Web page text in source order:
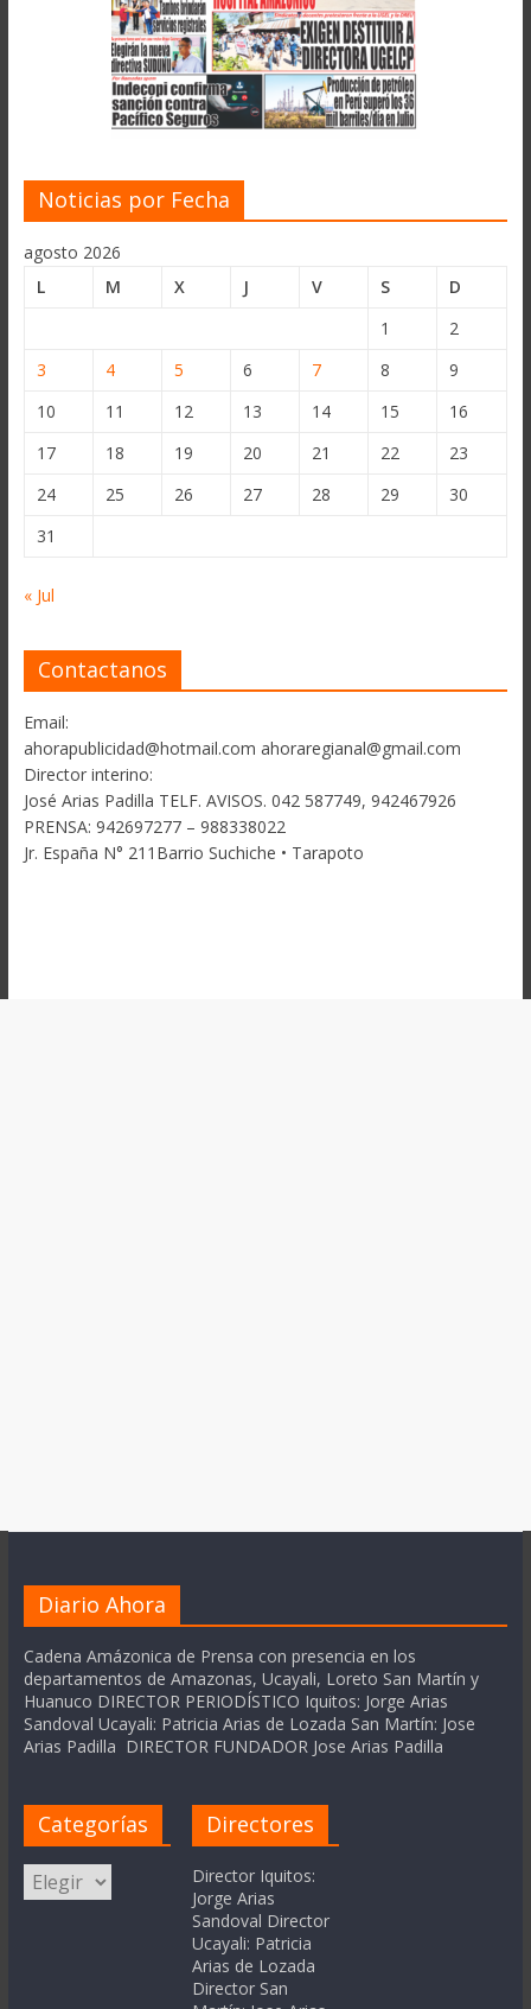
Noticias por Fecha
agosto 2026
L
M X J V S
D
1
2
3
4 5 6 7 8
9
10
11 12 13 14 15
16
17
18 19 20 21 22
23
24
25 26 27 28 29
30
31
« Jul
Contactanos
Email:
ahorapublicidad@hotmail.com ahoraregianal@gmail.com
Director interino:
José Arias Padilla TELF. AVISOS. 042 587749, 942467926
PRENSA: 942697277 – 988338022
Jr. España N° 211Barrio Suchiche • Tarapoto
Diario Ahora
Cadena Amázonica de Prensa con presencia en los
departamentos de Amazonas, Ucayali, Loreto San Martín y
Huanuco DIRECTOR PERIODÍSTICO Iquitos: Jorge Arias
Sandoval Ucayali: Patricia Arias de Lozada San Martín: Jose
Arias Padilla DIRECTOR FUNDADOR Jose Arias Padilla
Categorías
Categorías
Directores
Director Iquitos:
Jorge Arias
Sandoval Director
Ucayali: Patricia
Arias de Lozada
Director San